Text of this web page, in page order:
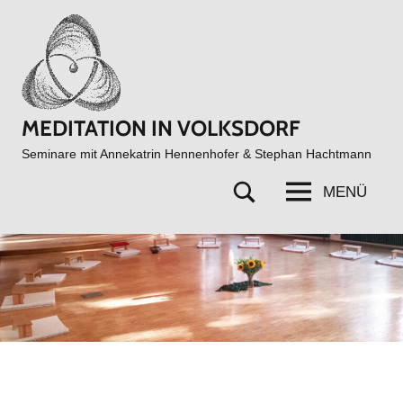
springen
MEDITATION IN VOLKSDORF
Seminare mit Annekatrin Hennenhofer & Stephan Hachtmann
MENÜ